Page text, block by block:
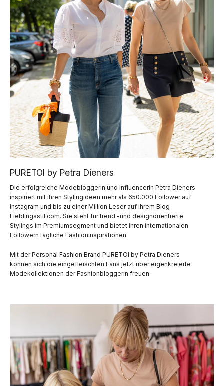
PURETOI by Petra Dieners
Die erfolgreiche Modebloggerin und Influencerin Petra Dieners
inspiriert mit ihren Stylingideen mehr als 650.000 Follower auf
Instagram und bis zu einer Million Leser auf ihrem Blog
Lieblingsstil.com. Sie steht für trend -und designorientierte
Stylings im Premiumsegment und bietet ihren internationalen
Followern tägliche Fashioninspirationen.
Mit der Personal Fashion Brand PURETOI by Petra Dieners
können sich die eingefleischten Fans jetzt über eigenkreierte
Modekollektionen der Fashionbloggerin freuen.